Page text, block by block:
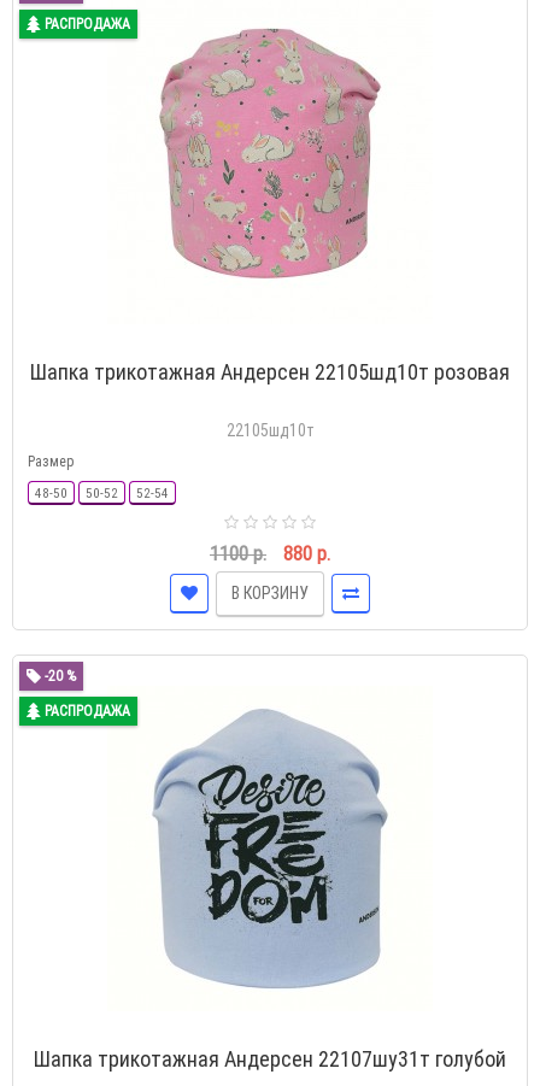
РАСПРОДАЖА
Шапка трикотажная Андерсен 22105шд10т розовая
22105шд10т
Размер
48-50 50-52 52-54
1100 р. 880 р.
В КОРЗИНУ
-20 %
РАСПРОДАЖА
Шапка трикотажная Андерсен 22107шу31т голубой